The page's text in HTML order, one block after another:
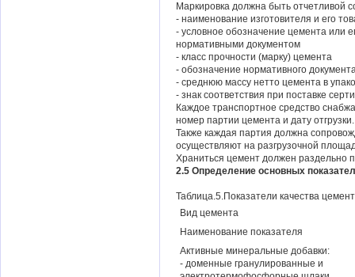
Маркировка должна быть отчетливой
- наименование изготовителя и его
- условное обозначение цемента или
нормативными документом
- класс прочности (марку) цемента
- обозначение нормативного
- среднюю массу нетто цемента в
- знак соответствия при поставке
Каждое транспортное средство
номер партии цемента и дату
Также каждая партия должна
осуществляют на разгрузочной
Храниться цемент должен раздельно
2.5 Определение основных
Таблица.5.Показатели качества
Вид цемента
Наименование показателя
Активные минеральные добавки:
- доменные гранулированные и